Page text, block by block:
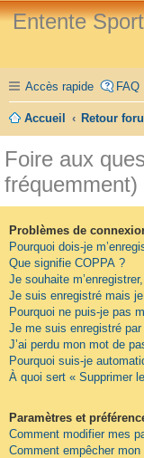
Entente
Accès rapide FAQ
Accueil Retour
Foire aux
fréquemment)
Problèmes de
Pourquoi dois-je
Que signifie COPPA ?
Je souhaite
Je suis enregistré mais
Pourquoi ne puis-je pas
Je me suis enregistré
J’ai perdu mon mot de
Pourquoi suis-je
À quoi sert « Supprimer
Paramètres et
Comment modifier mes
Comment empêcher